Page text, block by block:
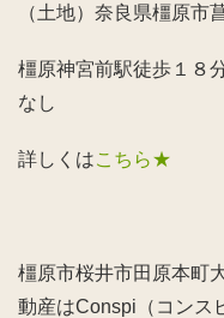
（土地）奈良県橿原市
橿原神宮前駅徒歩１８
なし
詳しくはこちら★
橿原市桜井市田原本町
動産はConspi（コンス